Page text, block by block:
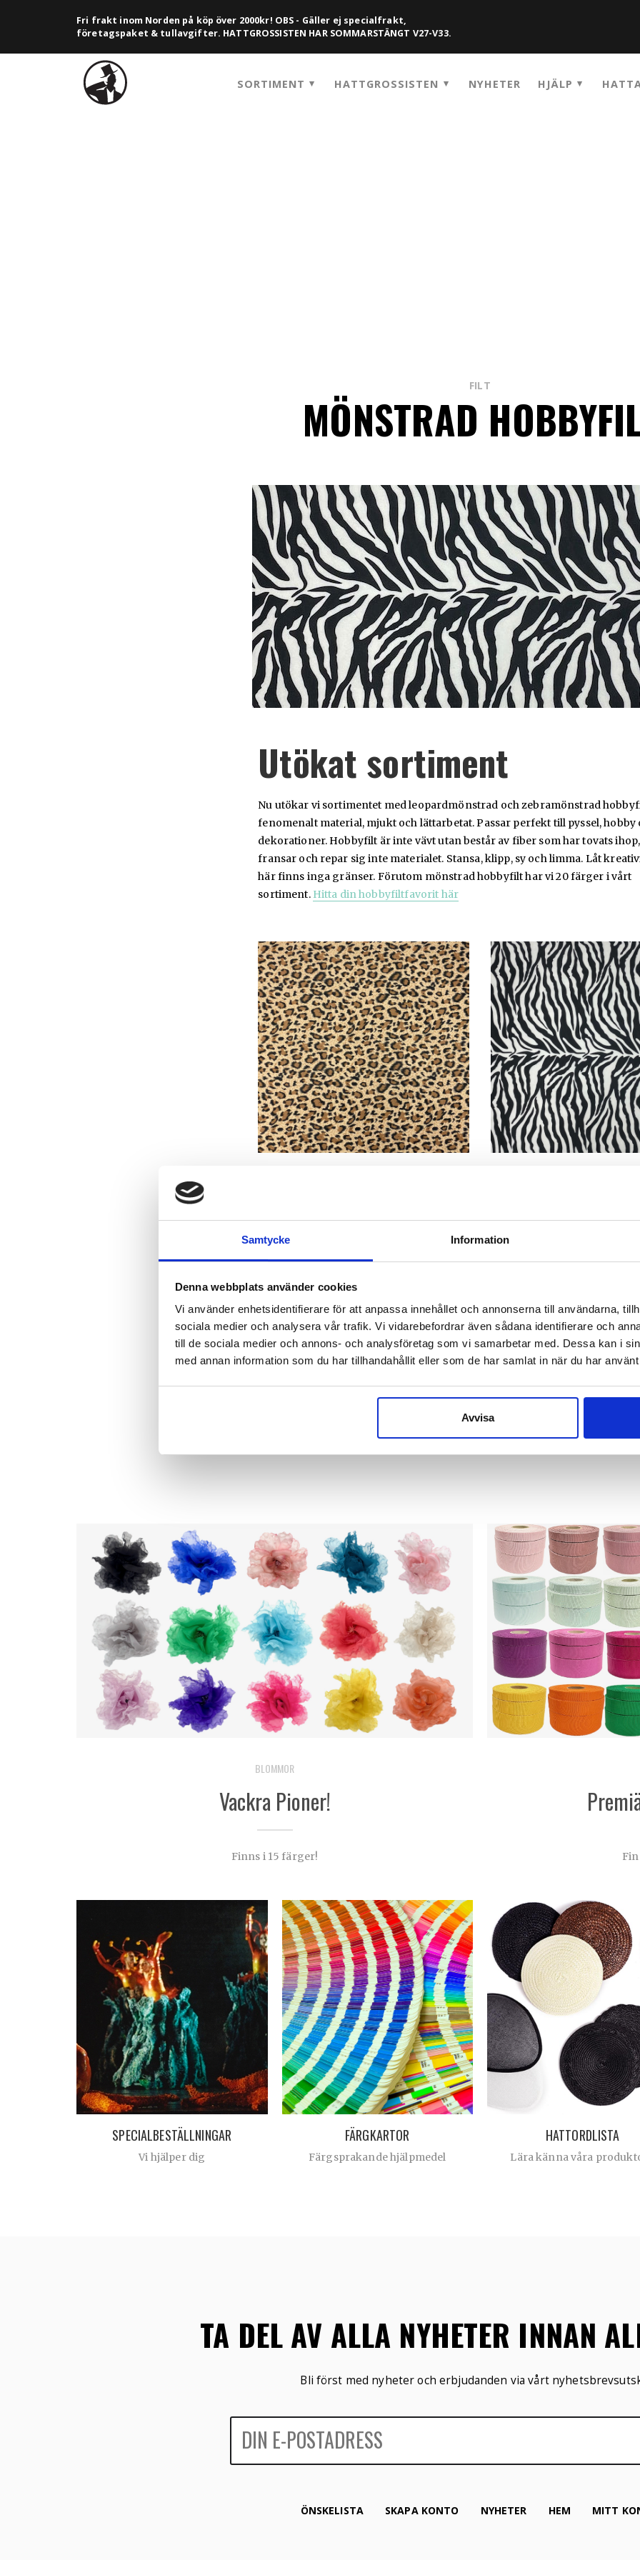
Samtycke Information
Denna webbplats använder cookies
Vi använder enhetsidentifierare för att anpassa innehållet och annonserna till användarna,
sociala medier och analysera vår trafik. Vi vidarebefordrar även sådana identifierare och
till de sociala medier och annons- och analysföretag som vi samarbetar med. Dessa kan i
med annan information som du har tillhandahållit eller som de har samlat in när du har
Avvisa
Fri frakt inom Norden på köp över 2000kr! OBS - Gäller ej specialfrakt,
företagspaket & tullavgifter. HATTGROSSISTEN HAR SOMMARSTÄNGT V27-V33.
SORTIMENT HATTGROSSISTEN NYHETER HJÄLP
FILT
MÖNSTRAD
Utökat sortiment
Nu utökar vi sortimentet med leopardmönstrad och zebramönstrad
fenomenalt material, mjukt och lättarbetat. Passar perfekt till pyssel, hobby
dekorationer. Hobbyfilt är inte vävt utan består av fiber som har tovats
fransar och repar sig inte materialet. Stansa, klipp, sy och limma. Låt
här finns inga gränser. Förutom mönstrad hobbyfilt har vi 20 färger i vårt
sortiment. Hitta din hobbyfiltfavorit här
Färgboosta hösten med filt
BLOMMOR
Vackra Pioner!
Finns i 15 färger!
SPECIALBESTÄLLNINGAR
Vi hjälper dig
FÄRGKARTOR
Färgsprakande hjälpmedel
HATTORDLISTA
Lära känna våra
TA DEL AV ALLA NYHETER INNAN
Bli först med nyheter och erbjudanden via vårt
ÖNSKELISTA SKAPA KONTO NYHETER HEM MITT